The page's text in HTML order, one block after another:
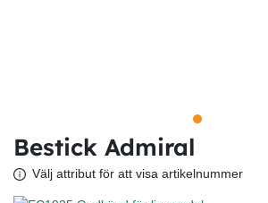
Bestick Admiral
Välj attribut för att visa artikelnummer